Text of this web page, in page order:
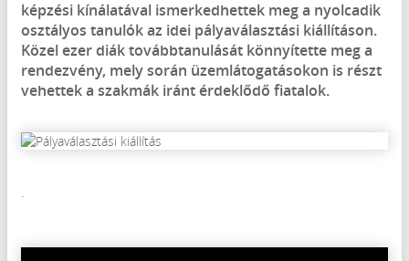
képzési kínálatával ismerkedhettek meg a nyolcadik
osztályos tanulók az idei pályaválasztási kiállításon.
Közel ezer diák továbbtanulását könnyítette meg a
rendezvény, mely során üzemlátogatásokon is részt
vehettek a szakmák iránt érdeklődő fiatalok.
.